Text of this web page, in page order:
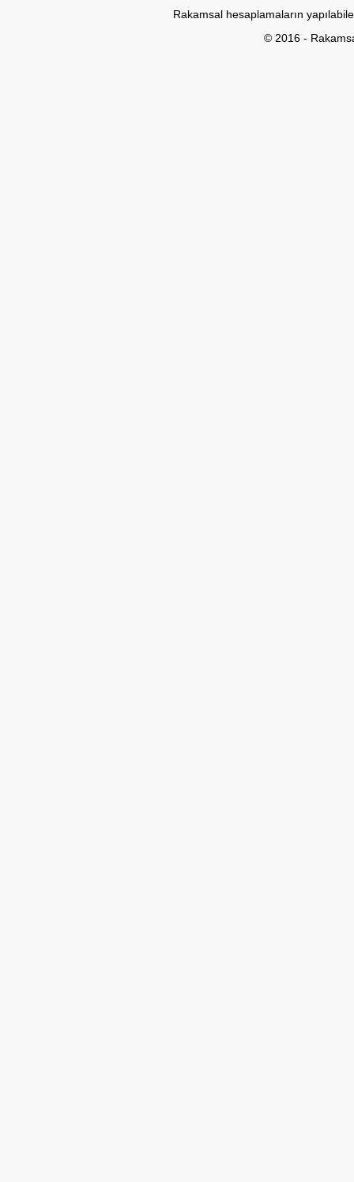
Rakamsal hesaplamaların
© 2016 -